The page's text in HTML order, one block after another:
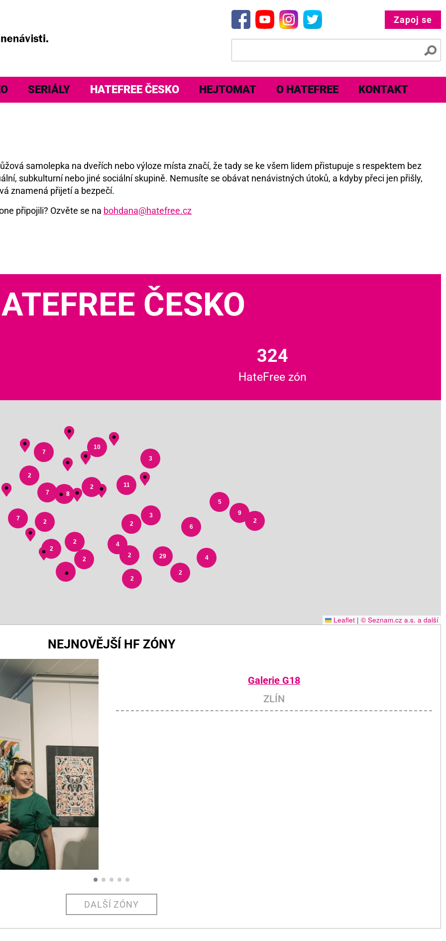
SERIÁLY HATEFREE ČESKO HEJTOMAT O HATEFREE KONTAKT
Zapoj se
samolepka na dveřích nebo výloze místa značí, že tady se ke všem lidem přistupuje s respektem bez
subkulturní nebo jiné sociální skupině. Nemusíte se obávat nenávistných útoků, a kdyby přeci jen přišly,
znamená přijetí a bezpečí.
připojili? Ozvěte se na bohdana@hatefree.cz
ČESKO
324
HateFree zón
2
2
5
9
2
6
4
2
2
4
2
29
3
3
10
11
2
7
7
2
2
3
2
2
7 178
Leaflet | © Seznam.cz a.s. a další
NEJNOVĚJŠÍ HF ZÓNY
Galerie G18
ZLÍN
DALŠÍ ZÓNY